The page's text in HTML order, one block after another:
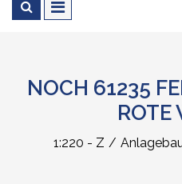
NOCH 61235
ROTE
1:220 - Z